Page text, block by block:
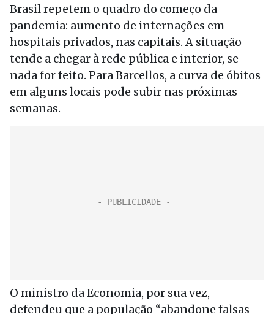
Brasil repetem o quadro do começo da
pandemia: aumento de internações em
hospitais privados, nas capitais. A situação
tende a chegar à rede pública e interior, se
nada for feito. Para Barcellos, a curva de óbitos
em alguns locais pode subir nas próximas
semanas.
O ministro da Economia, por sua vez,
defendeu que a população “abandone falsas